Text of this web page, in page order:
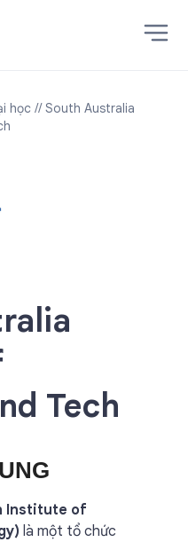
học // South Australia
Tech
Institute of
là một tổ chức